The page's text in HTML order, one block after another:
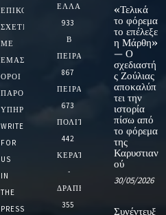
ΕΠΙΚΟΙΝΩΝΙΑ
ΣΧΕΤΙΚΆ
ΜΕ
ΕΜΆΣ
ΌΡΟΙ
ΠΑΡΟΧΉΣ
ΥΠΗΡΕΣΙΏΝ
WRITE
FOR
US
IN
THE
PRESS
ΕΛΛΑΔΑ
933
Β
ΠΕΙΡΑΙΑ
867
ΠΕΙΡΑΙΑΣ
673
ΠΟΛΙΤΙΚΗ
442
ΚΕΡΑΤΣΙΝΙ
-
ΔΡΑΠΕΤΣΩΝΑ
355
«Τελικά
το φόρεμα
το επέλεξε
η Μάρθη»
— Ο
σχεδιαστή
ς Ζούλιας
αποκαλύπ
τει την
ιστορία
πίσω από
το φόρεμα
της
Καρυστιαν
ού
30/05/2026
Συνέντευξ